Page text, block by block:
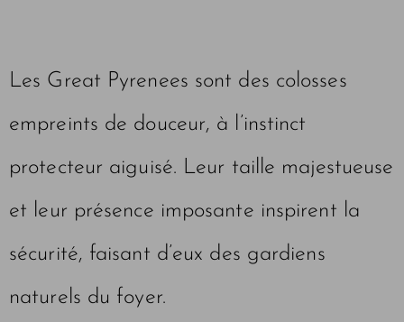
Les Great Pyrenees sont des colosses
empreints de douceur, à l’instinct
protecteur aiguisé. Leur taille majestueuse
et leur présence imposante inspirent la
sécurité, faisant d’eux des gardiens
naturels du foyer.